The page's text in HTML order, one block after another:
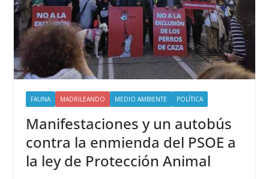
FAUNA MADRILEANDO MEDIO AMBIENTE POLÍTICA
Manifestaciones y un autobús
contra la enmienda del PSOE a
la ley de Protección Animal